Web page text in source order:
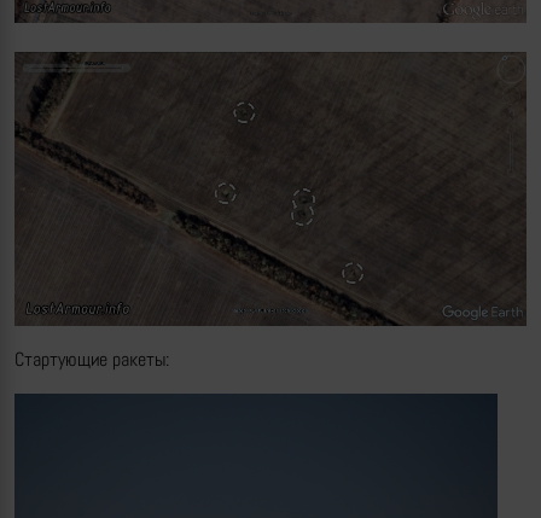
Стартующие ракеты: